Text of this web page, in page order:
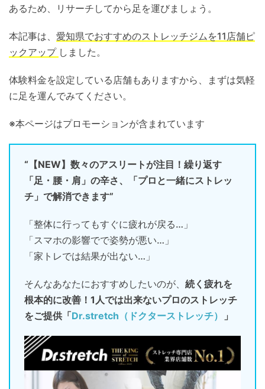
あるため、リサーチしてから足を運びましょう。
本記事は、 愛知県でおすすめのストレッチジムを11店舗ピ
ックアップ しました。
体験料金を設定している店舗もありますから、まずは気軽
に足を運んでみてください。
※本ページはプロモーションが含まれています
“【NEW】数々のアスリートが注目！繰り返す
「足・腰・肩」の辛さ、「プロと一緒にストレッ
チ」で解消できます”
「整体に行ってもすぐに疲れが戻る…」
「スマホの影響でで姿勢が悪い…」
「家トレでは結果が出ない…」
そんなあなたにおすすめしたいのが、 続く疲れを
根本的に改善！1人では出来ないプロのストレッチ
をご提供「Dr.stretch（ドクターストレッチ） 」